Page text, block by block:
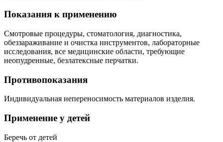
Показания к применению
Смотровые процедуры, стоматология, диагностика,
обеззараживание и очистка инструментов, лабораторные
исследования, все медицинские области, требующие
неопудренные, безлатексные перчатки.
Противопоказания
Индивидуальная непереносимость материалов изделия.
Применение у детей
Беречь от детей